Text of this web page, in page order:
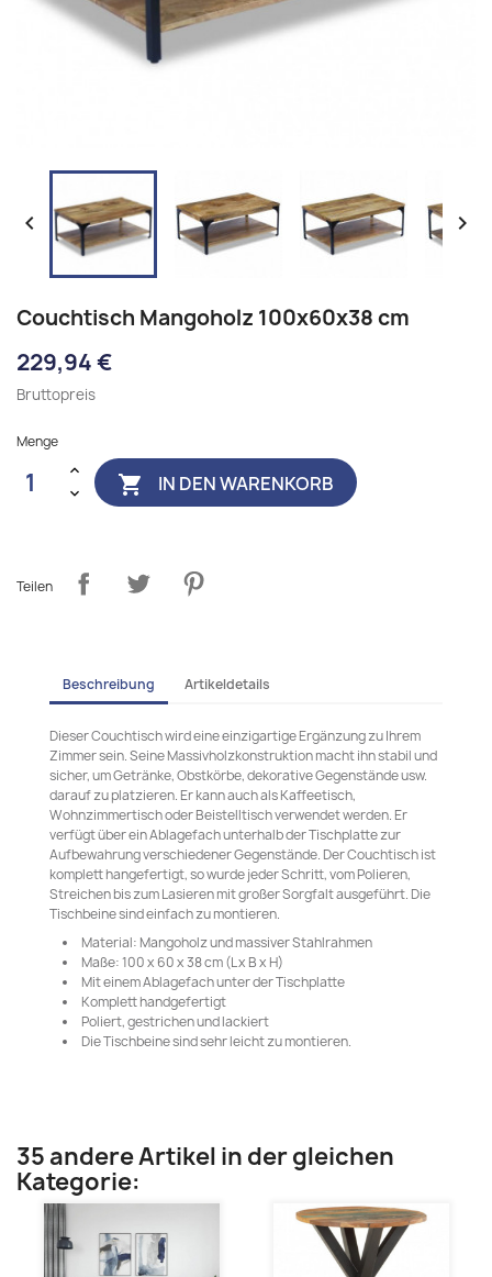
 
Couchtisch Mangoholz 100x60x38 cm
229,94 €
Bruttopreis
Menge
 IN DEN WARENKORB
Teilen
Beschreibung Artikeldetails
Dieser Couchtisch wird eine einzigartige Ergänzung zu Ihrem
Zimmer sein. Seine Massivholzkonstruktion macht ihn stabil und
sicher, um Getränke, Obstkörbe, dekorative Gegenstände usw.
darauf zu platzieren. Er kann auch als Kaffeetisch,
Wohnzimmertisch oder Beistelltisch verwendet werden. Er
verfügt über ein Ablagefach unterhalb der Tischplatte zur
Aufbewahrung verschiedener Gegenstände. Der Couchtisch ist
komplett hangefertigt, so wurde jeder Schritt, vom Polieren,
Streichen bis zum Lasieren mit großer Sorgfalt ausgeführt. Die
Tischbeine sind einfach zu montieren.
Material: Mangoholz und massiver Stahlrahmen
Maße: 100 x 60 x 38 cm (L x B x H)
Mit einem Ablagefach unter der Tischplatte
Komplett handgefertigt
Poliert, gestrichen und lackiert
Die Tischbeine sind sehr leicht zu montieren.
35 andere Artikel in der gleichen
Kategorie: